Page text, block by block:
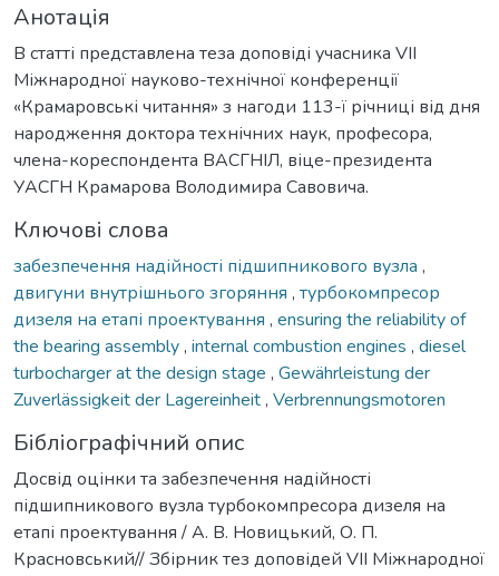
Анотація
В статті представлена теза доповіді учасника VIІ
Міжнародної науково-технічної конференції
«Крамаровські читання» з нагоди 113-ї річниці від дня
народження доктора технічних наук, професора,
члена-кореспондента ВАСГНІЛ, віце-президента
УАСГН Крамарова Володимира Савовича.
Ключові слова
забезпечення надійності підшипникового вузла ,
двигуни внутрішнього згоряння , турбокомпресор
дизеля на етапі проектування , ensuring the reliability of
the bearing assembly, internal combustion engines , diesel
turbocharger at the design stage , Gewährleistung der
Zuverlässigkeit der Lagereinheit, Verbrennungsmotoren
Бібліографічний опис
Досвід оцінки та забезпечення надійності
підшипникового вузла турбокомпресора дизеля на
етапі проектування / А. В. Новицький, О. П.
Красновський// Збірник тез доповідей VIІ Міжнародної